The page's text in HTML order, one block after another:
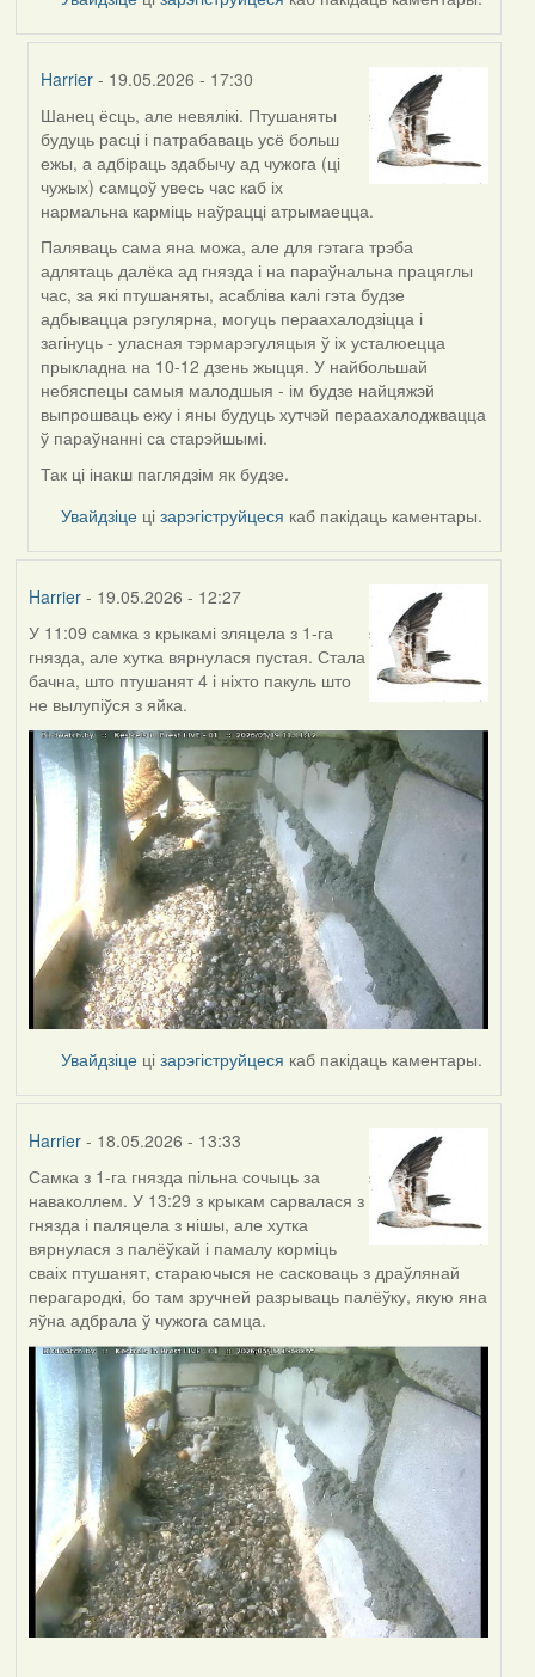
Harrier - 19.05.2026 - 17:30
In
reply
to
by
Snezhinka
Шанец ёсць, але невялікі. Птушаняты
будуць расці і патрабаваць усё больш
ежы, а адбіраць здабычу ад чужога (ці
чужых) самцоў увесь час каб іх
нармальна карміць наўрацці атрымаецца.
Паляваць сама яна можа, але для гэтага трэба
адлятаць далёка ад гнязда і на параўнальна працяглы
час, за які птушаняты, асабліва калі гэта будзе
адбывацца рэгулярна, могуць пераахалодзіцца і
загінуць - уласная тэрмарэгуляцыя ў іх усталюецца
прыкладна на 10-12 дзень жыцця. У найбольшай
небяспецы самыя малодшыя - ім будзе найцяжэй
выпрошваць ежу і яны будуць хутчэй пераахалоджвацца
ў параўнанні са старэйшымі.
Так ці інакш паглядзім як будзе.
Увайдзіце цізарэгіструйцеся каб пакідаць каментары.
Harrier- 19.05.2026 - 12:27
У 11:09 самка з крыкамі зляцела з 1-га
гнязда, але хутка вярнулася пустая. Стала
бачна, што птушанят 4 і ніхто пакуль што
не вылупіўся з яйка.
Увайдзіце цізарэгіструйцеся каб пакідаць каментары.
Harrier- 18.05.2026 - 13:33
Самка з 1-га гнязда пільна сочыць за
наваколлем. У 13:29 з крыкам сарвалася з
гнязда і паляцела з нішы, але хутка
вярнулася з палёўкай і памалу корміць
сваіх птушанят, стараючыся не сасковаць з драўлянай
перагародкі, бо там зручней разрываць палёўку, якую яна
яўна адбрала ў чужога самца.